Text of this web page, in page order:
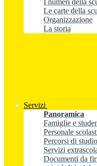
I numeri della
Le carte della
Organizzazione
La storia
Servizi
Panoramica
Famiglie e
Personale
Percorsi di studio
Servizi
Documenti da